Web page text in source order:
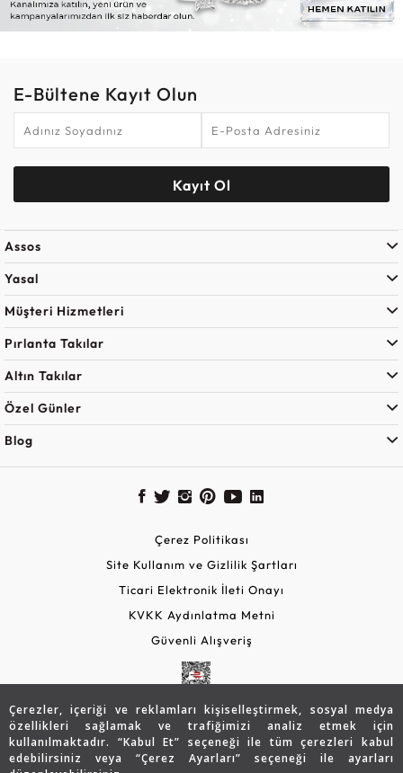
Çerezler, içeriği ve reklamları kişiselleştirmek, sosyal medya
özellikleri sağlamak ve trafiğimizi analiz etmek için
kullanılmaktadır. “Kabul Et” seçeneği ile tüm çerezleri kabul
edebilirsiniz veya “Çerez Ayarları” seçeneği ile ayarları
E-Bültene Kayıt Olun
Kayıt Ol
Assos
Yasal
Müşteri Hizmetleri
Pırlanta Takılar
Altın Takılar
Özel Günler
Blog
Çerez Politikası
Site Kullanım ve Gizlilik Şartları
Ticari Elektronik İleti Onayı
KVKK Aydınlatma Metni
Güvenli Alışveriş